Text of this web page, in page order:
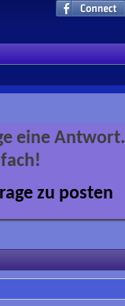
eine Antwort.
zu posten